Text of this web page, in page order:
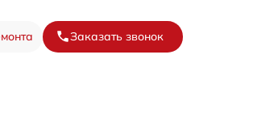
Заказать звонок